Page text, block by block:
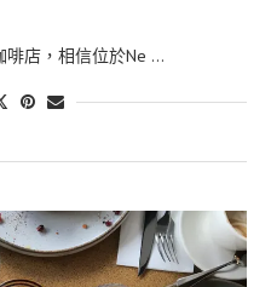
啡店，相信位於Ne …